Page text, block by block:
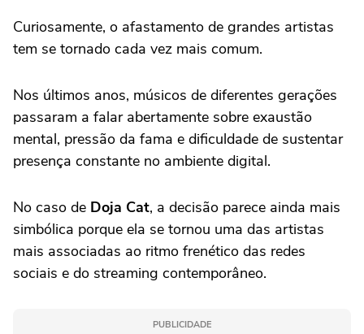
Curiosamente, o afastamento de grandes artistas
tem se tornado cada vez mais comum.
Nos últimos anos, músicos de diferentes gerações
passaram a falar abertamente sobre exaustão
mental, pressão da fama e dificuldade de sustentar
presença constante no ambiente digital.
No caso de Doja Cat, a decisão parece ainda mais
simbólica porque ela se tornou uma das artistas
mais associadas ao ritmo frenético das redes
sociais e do streaming contemporâneo.
PUBLICIDADE